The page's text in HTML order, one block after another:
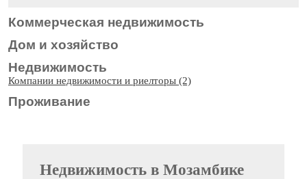
Коммерческая недвижимость
Дом и хозяйство
Недвижимость
Компании недвижимости и риелторы (2)
Проживание
Недвижимость в Мозамбике